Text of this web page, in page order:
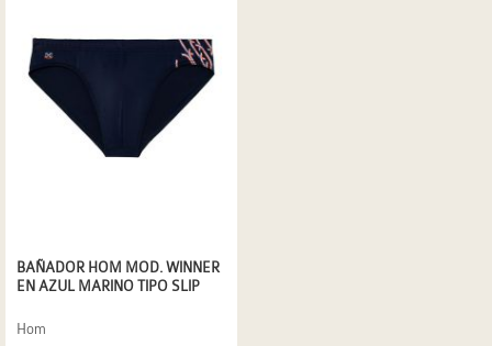
BAÑADOR HOM MOD. WINNER
EN AZUL MARINO TIPO SLIP
Hom